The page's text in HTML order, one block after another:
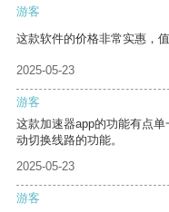
游客
这款软件的价格非常实惠，值
2025-05-23
游客
这款加速器app的功能有点
动切换线路的功能。
2025-05-23
游客